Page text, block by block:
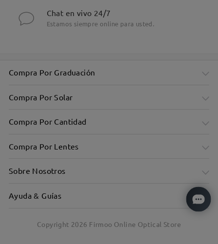
Chat en vivo 24/7
Estamos siempre online para usted.
Compra Por Graduación
Compra Por Solar
Compra Por Cantidad
Compra Por Lentes
Sobre Nosotros
Ayuda & Guías
Copyright 2026 Firmoo Online Optical Store